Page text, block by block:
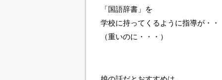
「国語辞書」を
学校に持ってくるように指導が・・
（重いのに・・・）